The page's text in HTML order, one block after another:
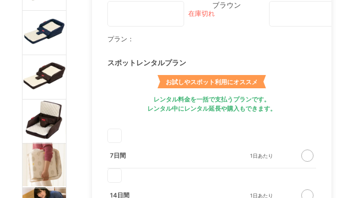
ブラウン
プラン：
スポットレンタルプラン
お試しやスポット利用にオススメ
レンタル料金を一括で支払うプランです。
レンタル中にレンタル延長や購入もできます。
7日間
14日間